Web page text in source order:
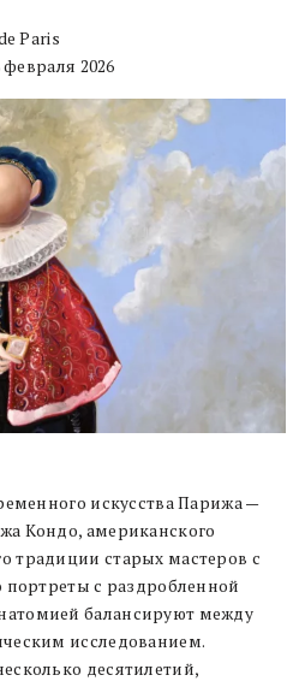
Paris
февраля 2026
искусства Парижа —
Кондо, американского
традиции старых мастеров с
портреты с раздробленной
балансируют между
исследованием.
десятилетий,